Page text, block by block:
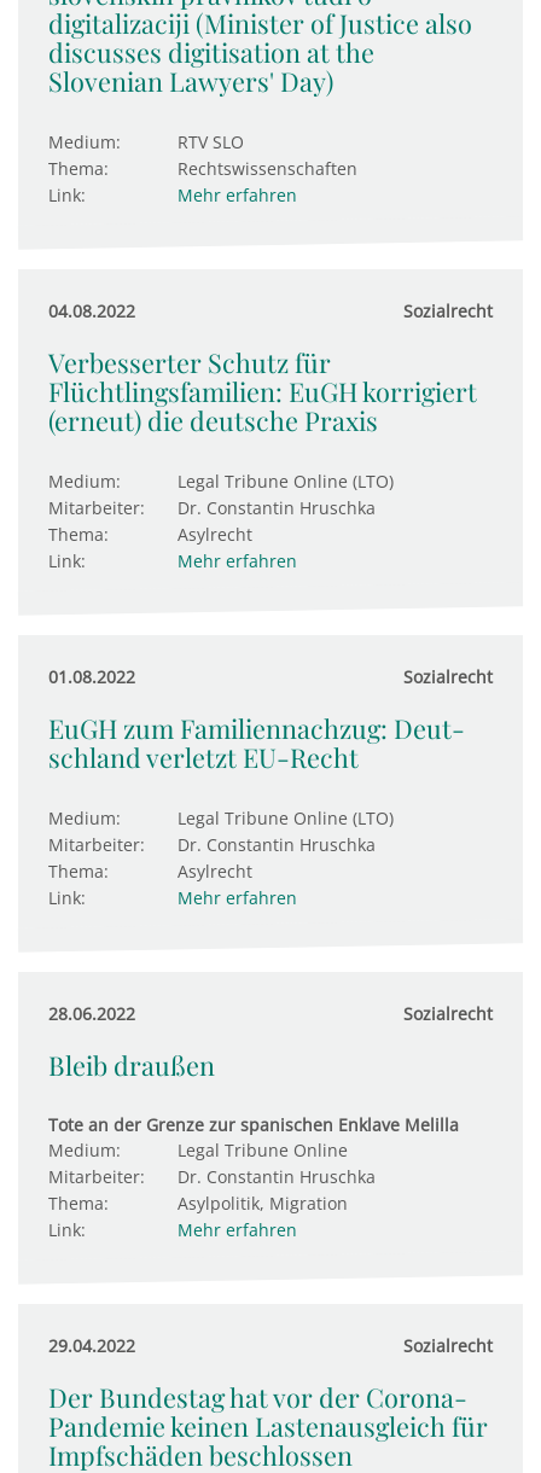
digitalizaciji (Minister of Justice also
discusses digitisation at the
Slovenian Lawyers' Day)
Medium:
RTV SLO
Thema:
Rechtswissenschaften
Link:
Mehr erfahren
04.08.2022 Sozialrecht
Verbesserter Schutz für
Flüchtlingsfamilien: EuGH kor­ri­giert
(erneut) die deut­sche Praxis
Medium:
Legal Tribune Online (LTO)
Mitarbeiter:
Dr. Constantin Hruschka
Thema:
Asylrecht
Link:
Mehr erfahren
01.08.2022 Sozialrecht
EuGH zum Familiennachzug: Deut­
sch­land ver­letzt EU-Recht
Medium:
Legal Tribune Online (LTO)
Mitarbeiter:
Dr. Constantin Hruschka
Thema:
Asylrecht
Link:
Mehr erfahren
28.06.2022 Sozialrecht
Bleib draußen
Tote an der Grenze zur spanischen Enklave Melilla
Medium:
Legal Tribune Online
Mitarbeiter:
Dr. Constantin Hruschka
Thema:
Asylpolitik, Migration
Link:
Mehr erfahren
29.04.2022 Sozialrecht
Der Bundestag hat vor der Corona-
Pandemie keinen Lastenausgleich für
Impfschäden beschlossen